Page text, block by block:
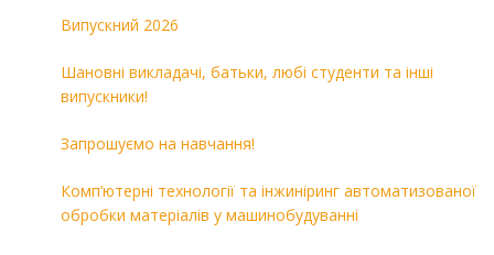
Випускний 2026
Шановні викладачі, батьки, любі студенти та інші
випускники!
Запрошуємо на навчання!
Комп’ютерні технології та інжиніринг автоматизованої
обробки матеріалів у машинобудуванні